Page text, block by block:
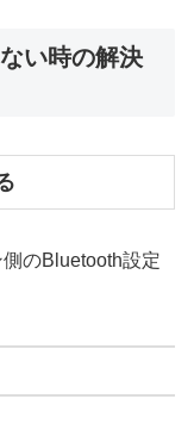
い時の解決
のBluetooth設定